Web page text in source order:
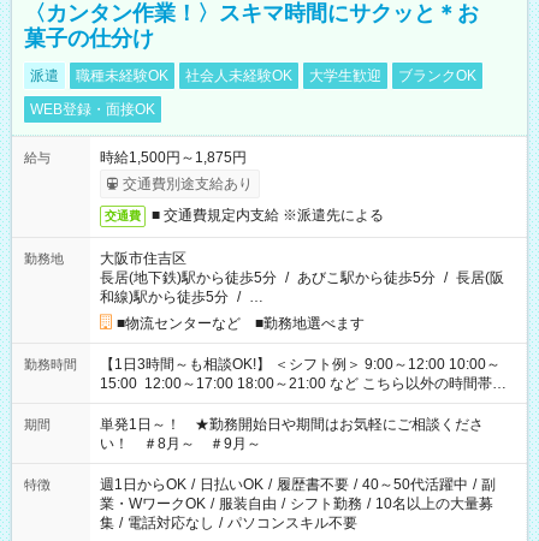
〈カンタン作業！〉スキマ時間にサクッと＊お
菓子の仕分け
派遣 職種未経験OK 社会人未経験OK 大学生歓迎
ブランクOK
WEB登録・面接OK
給与
時給1,500円～1,875円
交通費別途支給あり
交通費 ■ 交通費規定内支給 ※派遣先による
勤務地
大阪市住吉区
長居(地下鉄)駅から徒歩5分 / あびこ駅から徒歩5分 / 長居(阪
和線)駅から徒歩5分 / …
■物流センターなど ■勤務地選べます
勤務時間
【1日3時間～も相談OK!】 ＜シフト例＞ 9:00～12:00 10:00～
15:00 12:00～17:00 18:00～21:00 など こちら以外の時間帯も
お気軽にご相談ください！
期間
単発1日～！ ★勤務開始日や期間はお気軽にご相談くださ
い！ ＃8月～ ＃9月～
特徴 週1日からOK / 日払いOK / 履歴書不要 / 40～50代活躍中 / 副
業・WワークOK / 服装自由 / シフト勤務 / 10名以上の大量募
集 / 電話対応なし / パソコンスキル不要